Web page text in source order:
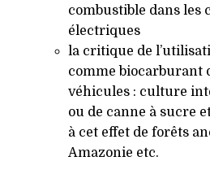
combustible dans les
électriques
la critique de
comme biocarburant
véhicules : culture
ou de canne à sucre
à cet effet de forêts
Amazonie etc.